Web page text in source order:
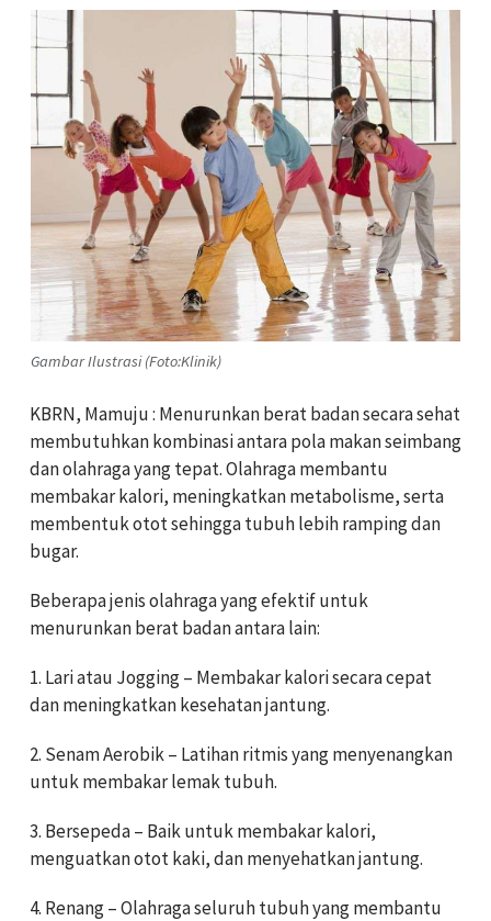
Gambar Ilustrasi (Foto:Klinik)
KBRN, Mamuju : Menurunkan berat badan secara sehat
membutuhkan kombinasi antara pola makan seimbang
dan olahraga yang tepat. Olahraga membantu
membakar kalori, meningkatkan metabolisme, serta
membentuk otot sehingga tubuh lebih ramping dan
bugar.
Beberapa jenis olahraga yang efektif untuk
menurunkan berat badan antara lain:
1. Lari atau Jogging – Membakar kalori secara cepat
dan meningkatkan kesehatan jantung.
2. Senam Aerobik – Latihan ritmis yang menyenangkan
untuk membakar lemak tubuh.
3. Bersepeda – Baik untuk membakar kalori,
menguatkan otot kaki, dan menyehatkan jantung.
4. Renang – Olahraga seluruh tubuh yang membantu